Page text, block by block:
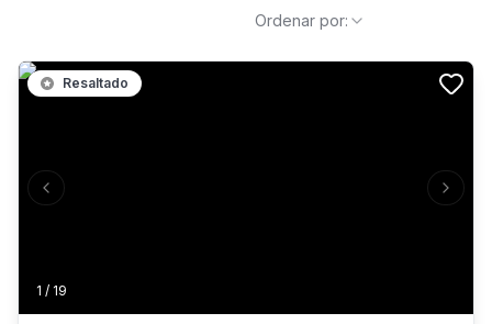
Ordenar por:
1 / 19
Previous slide Next
Resaltado